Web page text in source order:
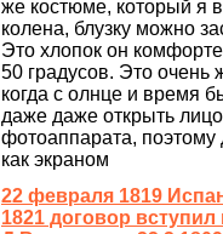
же костюме, который я
колена, блузку можно
Это хлопок он
50 градусов. Это очень
когда с олнце и время
даже даже открыть
фотоаппарата,
как экраном
22 февраля 1819
1821 договор вступил